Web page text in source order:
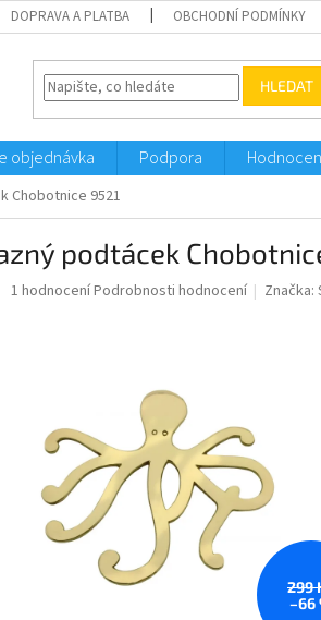
DOPRAVA A PLATBA OBCHODNÍ PODMÍNKY
HLEDAT
objednávka Podpora
Chobotnice 9521
podtácek
Průměrné
hvězdiček.
1 hodnoceníPodrobnosti hodnocení Značka:
299
–66